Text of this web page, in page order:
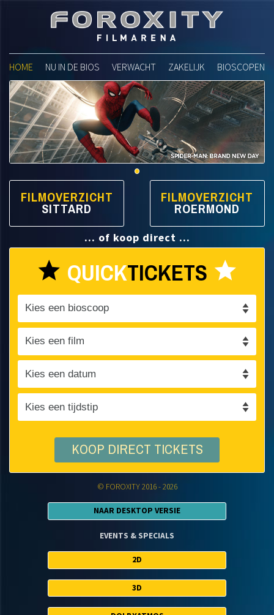
Foroxity Filmarena
HOME NU IN DE BIOS VERWACHT ZAKELIJK BIOSCOPEN
FILMOVERZICHT
SITTARD FILMOVERZICHT
ROERMOND
... of koop direct ...
star QUICKTICKETS star
KOOP DIRECT TICKETS
© FOROXITY 2016 - 2026
NAAR DESKTOP VERSIE
EVENTS & SPECIALS
2D
3D